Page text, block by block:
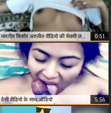
भारतीय किशोर अश्लील वीडियो की सेक्सी जवान लड़की. 0:51
देसी वीडियो के साथ ऑडियो 5:56